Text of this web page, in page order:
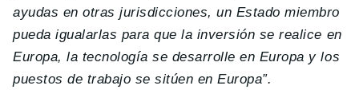
ayudas en otras jurisdicciones, un Estado miembro
pueda igualarlas para que la inversión se realice en
Europa, la tecnología se desarrolle en Europa y los
puestos de trabajo se sitúen en Europa”.